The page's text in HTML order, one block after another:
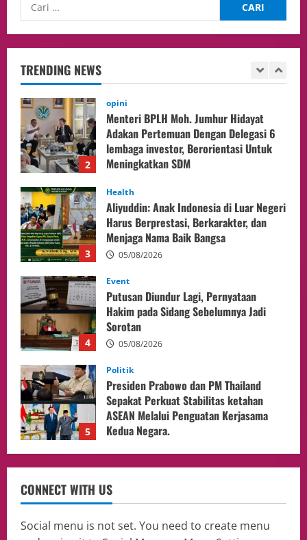
TRENDING NEWS
2
Adakan Pertemuan Dengan Delegasi 6
3
Health
Aliyuddin: Anak Indonesia di Luar Negeri
Harus Berprestasi, Berkarakter, dan
Menjaga Nama Baik Bangsa
05/08/2026
4
Event
Putusan Diundur Lagi, Pernyataan
Hakim pada Sidang Sebelumnya Jadi
Sorotan
05/08/2026
5
Politik
Presiden Prabowo dan PM Thailand
Sepakat Perkuat Stabilitas ketahan
ASEAN Melalui Penguatan Kerjasama
Kedua Negara.
1
Culture
Pengadilan Agama Jakarta Pusat
Selesaikan 25 Perkara Isbat Nikah bagi
WNI di Johor Bahru
06/08/2026
2
Adakan Pertemuan Dengan Delegasi 6
lembaga investor, Berorientasi Untuk
Meningkatkan SDM
05/08/2026
CONNECT WITH US
Social menu is not set. You need to create menu